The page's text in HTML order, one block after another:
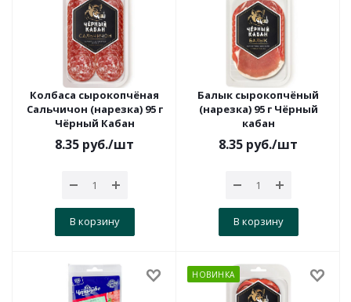
Колбаса сырокопчёная
Сальчичон (нарезка) 95 г
Чёрный Кабан
8.35 руб./шт
В корзину
Балык сырокопчёный
(нарезка) 95 г Чёрный
кабан
8.35 руб./шт
В корзину
НОВИНКА